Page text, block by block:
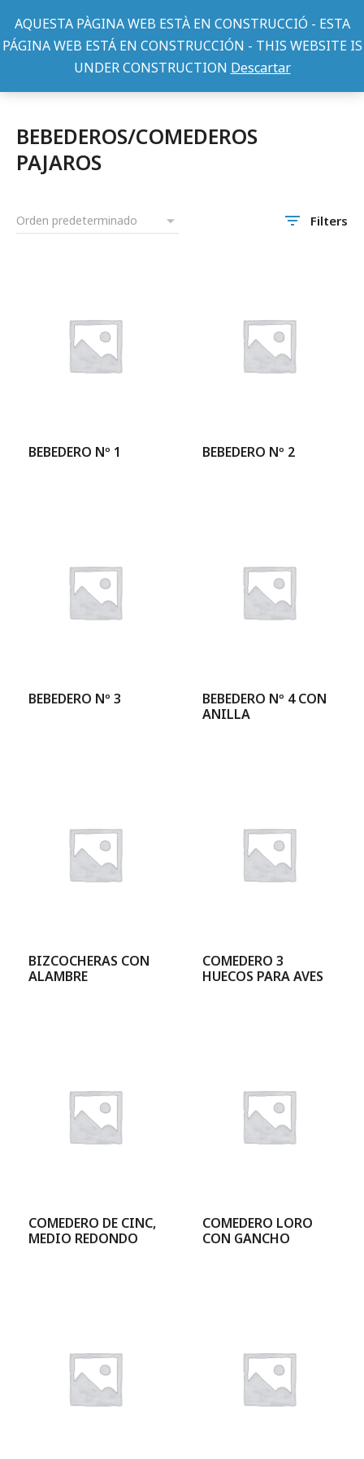
AQUESTA PÀGINA WEB ESTÀ EN CONSTRUCCIÓ - ESTA
PÁGINA WEB ESTÁ EN CONSTRUCCIÓN - THIS WEBSITE IS
UNDER CONSTRUCTION Descartar
BEBEDEROS/COMEDEROS
PAJAROS
Filters
BEBEDERO Nº 1 BEBEDERO Nº 2
BEBEDERO Nº 3
BEBEDERO Nº 4 CON
ANILLA
BIZCOCHERAS CON
ALAMBRE
COMEDERO 3
HUECOS PARA AVES
COMEDERO DE CINC,
MEDIO REDONDO
COMEDERO LORO
CON GANCHO